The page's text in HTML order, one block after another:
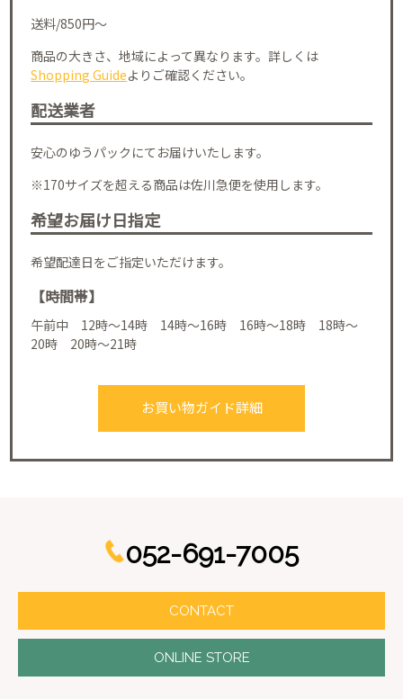
送料/850円～
商品の大きさ、地域によって異なります。詳しくは
Shopping Guideよりご確認ください。
配送業者
安心のゆうパックにてお届けいたします。
※170サイズを超える商品は佐川急便を使用します。
希望お届け日指定
希望配達日をご指定いただけます。
【時間帯】
午前中 12時～14時 14時～16時 16時～18時 18時～
20時 20時～21時
お買い物ガイド詳細
052-691-7005
CONTACT
ONLINE STORE